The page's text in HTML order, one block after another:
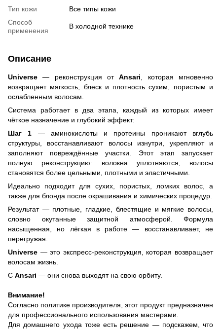
Тип кожи
Все типы кожи
Способ
применения
В холодной технике
Описание
Universe — реконструкция отAnsari , которая мгновенно
возвращает мягкость, блеск и плотность сухим, пористым и
ослабленным волосам.
Система работает в два этапа, каждый из которых имеет
чёткое назначение и глубокий эффект:
Шаг 1 — аминокислоты и протеины проникают вглубь
структуры, восстанавливают волосы изнутри, укрепляют и
заполняют повреждённые участки. Этот этап запускает
полную реконструкцию: волокна уплотняются, волосы
становятся более цельными, плотными и эластичными.
Идеально подходит для сухих, пористых, ломких волос, а
также для блонда после окрашивания и химических процедур.
Результат — плотные, гладкие, блестящие и мягкие волосы,
словно окутанные защитной атмосферой. Формула
насыщенная, но лёгкая в работе — восстанавливает, не
перегружая.
Universe — это экспресс-реконструкция, которая возвращает
волосам жизнь.
С Ansari — они снова выходят на свою орбиту.
Внимание!
Согласно политике производителя, этот продукт предназначен
для профессионального использования мастерами.
Для домашнего ухода тоже есть решение — подскажем, что